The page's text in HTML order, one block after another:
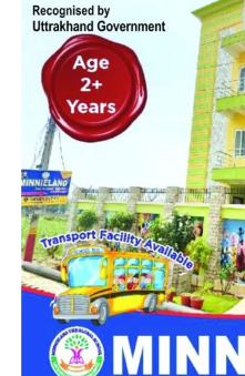
मिलेगा परिवार जैसा
महिला सशक्तिकरण एवं बाल
गांव’ विकसित करने की योजना
नारी निकेतन में रहने वाली
साथ घर जैसा अपनापन और
उत्तराखंड में बन
महिला सशक्तिकरण एवं बाल विकास
राणा के मुताबिक, नारी निकेतन में
एक बंद संस्थान या जेल जैसी जगह
कई बार बच्चे वहां से निकलने या